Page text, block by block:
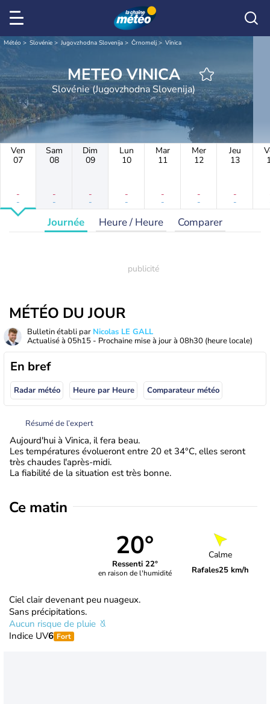
Météo Slovénie Jugovzhodna Slovenija Črnomelj Vinica
METEO VINICA
Slovénie (Jugovzhodna Slovenija)
Ven
07
-
-
Sam
08
-
-
Dim
09
-
-
Lun
10
-
-
Mar
11
-
-
Mer
12
-
-
Jeu
13
-
-
Journée Heure / Heure Comparer
MÉTÉO DU JOUR
Bulletin établi par Nicolas LE GALL
Actualisé à 05h15 - Prochaine mise à jour à 08h30 (heure locale)
En bref
Radar météo Heure par Heure Comparateur météo
Résumé de l’expert
Aujourd'hui à Vinica, il fera beau.
Les températures évolueront entre 20 et 34°C, elles seront
très chaudes l'après-midi.
La fiabilité de la situation est très bonne.
Ce matin
20°
Ressenti 22°
en raison de l'humidité
Calme
Rafales25 km/h
Ciel clair devenant peu nuageux.
Sans précipitations.
Aucun risque de pluie
Indice UV6 Fort